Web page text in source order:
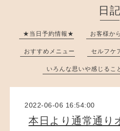
日記
★当日予約情報★ お客様か
おすすめメニュー セルフケ
いろんな思いや感じるこ
2022-06-06 16:54:00
本日より通常通り